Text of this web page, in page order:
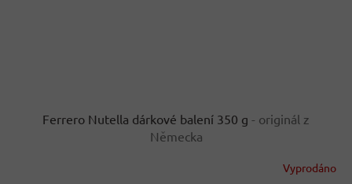
Ferrero Nutella dárkové balení 350 g - originál z
Německa
Vyprodáno